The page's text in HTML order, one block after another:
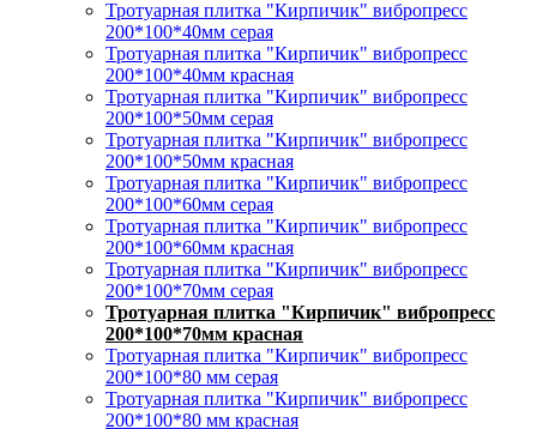
Тротуарная плитка "Кирпичик" вибропресс
200*100*40мм серая
Тротуарная плитка "Кирпичик" вибропресс
200*100*40мм красная
Тротуарная плитка "Кирпичик" вибропресс
200*100*50мм серая
Тротуарная плитка "Кирпичик" вибропресс
200*100*50мм красная
Тротуарная плитка "Кирпичик" вибропресс
200*100*60мм серая
Тротуарная плитка "Кирпичик" вибропресс
200*100*60мм красная
Тротуарная плитка "Кирпичик" вибропресс
200*100*70мм серая
Тротуарная плитка "Кирпичик" вибропресс
200*100*70мм красная
Тротуарная плитка "Кирпичик" вибропресс
200*100*80 мм серая
Тротуарная плитка "Кирпичик" вибропресс
200*100*80 мм красная